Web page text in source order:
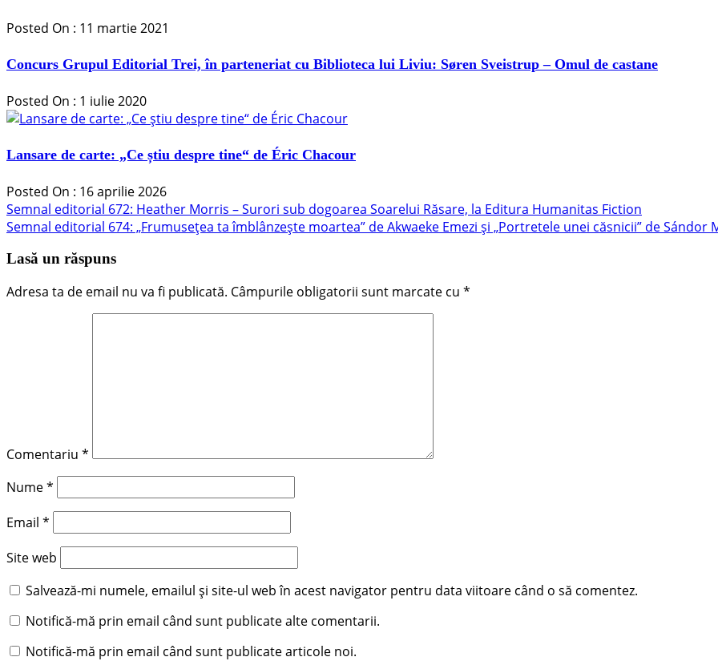
Posted On : 11 martie 2021
Concurs Grupul Editorial Trei, în parteneriat cu Biblioteca lui Liviu: Søren Sveistrup – Omul de castane
Posted On : 1 iulie 2020
Lansare de carte: „Ce știu despre tine“ de Éric Chacour
Posted On : 16 aprilie 2026
Navigare
în
articole
Articolul
anterior:
Semnal editorial 672: Heather Morris – Surori sub dogoarea Soarelui Răsare, la Editura Humanitas Fiction
Articolul
Semnal editorial 674: „Frumusețea ta îmblânzește moartea” de Akwaeke Emezi și „Portretele unei căsnicii” de Sándor
Lasă un răspuns
Adresa ta de email nu va fi publicată. Câmpurile obligatorii sunt marcate cu *
Comentariu *
Nume*
Email *
Site web
Salvează-mi numele, emailul și site-ul web în acest navigator pentru data viitoare când o să comentez.
Notifică-mă prin email când sunt publicate alte comentarii.
Notifică-mă prin email când sunt publicate articole noi.